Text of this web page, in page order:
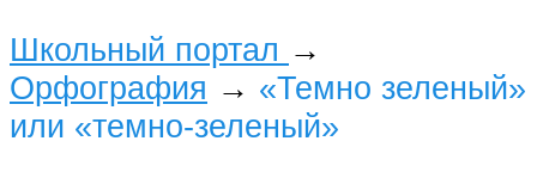
Школьный портал →
Орфография → «Темно зеленый»
или «темно-зеленый»